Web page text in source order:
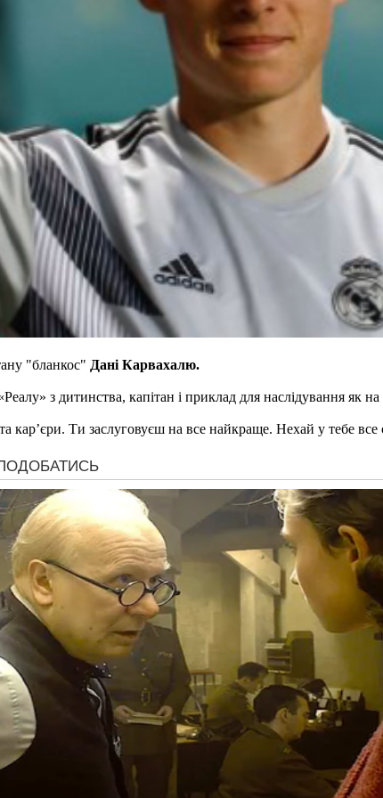
"бланкос" Дані Карвахалю.
з дитинства, капітан і приклад для наслідування як
кар’єри. Ти заслуговуєш на все найкраще. Нехай у тебе